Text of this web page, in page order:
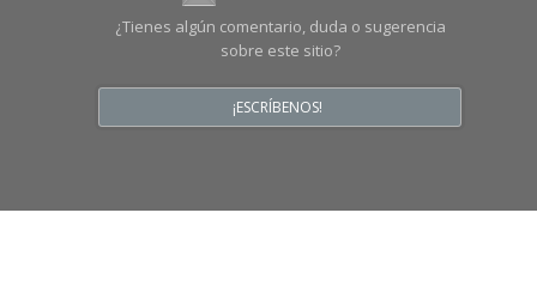
¿Tienes algún comentario, duda o sugerencia
sobre este sitio?
¡ESCRÍBENOS!